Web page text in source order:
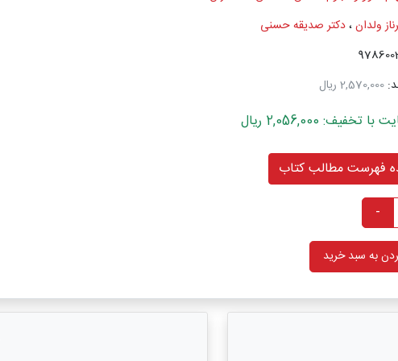
ولدان،دکتر صدیقه حسنی
2,570,000 ریال
2,056,000 ریال
فهرست مطالب کتاب
-
به سبد خرید